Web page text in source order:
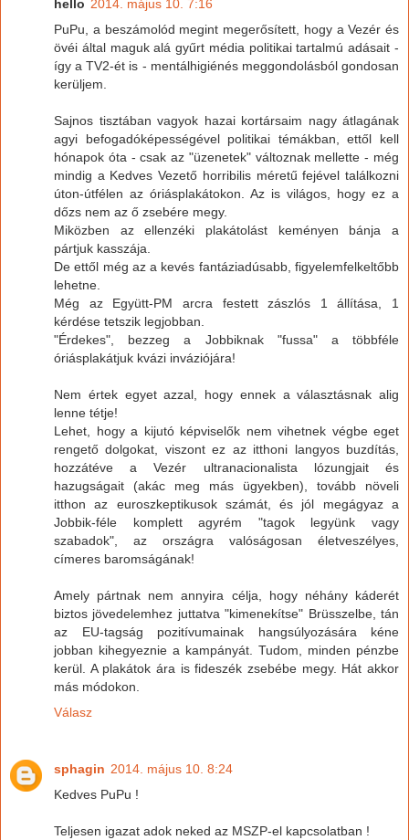
hello 2014. május 10. 7:16
PuPu, a beszámolód megint megerősített, hogy a Vezér és
övéi által maguk alá gyűrt média politikai tartalmú adásait -
így a TV2-ét is - mentálhigiénés meggondolásból gondosan
kerüljem.
Sajnos tisztában vagyok hazai kortársaim nagy átlagának
agyi befogadóképességével politikai témákban, ettől kell
hónapok óta - csak az "üzenetek" változnak mellette - még
mindig a Kedves Vezető horribilis méretű fejével találkozni
úton-útfélen az óriásplakátokon. Az is világos, hogy ez a
dőzs nem az ő zsebére megy.
Miközben az ellenzéki plakátolást keményen bánja a
pártjuk kasszája.
De ettől még az a kevés fantáziadúsabb, figyelemfelkeltőbb
lehetne.
Még az Együtt-PM arcra festett zászlós 1 állítása, 1
kérdése tetszik legjobban.
"Érdekes", bezzeg a Jobbiknak "fussa" a többféle
óriásplakátjuk kvázi inváziójára!
Nem értek egyet azzal, hogy ennek a választásnak alig
lenne tétje!
Lehet, hogy a kijutó képviselők nem vihetnek végbe eget
rengető dolgokat, viszont ez az itthoni langyos buzdítás,
hozzátéve a Vezér ultranacionalista lózungjait és
hazugságait (akác meg más ügyekben), tovább növeli
itthon az euroszkeptikusok számát, és jól megágyaz a
Jobbik-féle komplett agyrém "tagok legyünk vagy
szabadok", az országra valóságosan életveszélyes,
címeres baromságának!
Amely pártnak nem annyira célja, hogy néhány káderét
biztos jövedelemhez juttatva "kimenekítse" Brüsszelbe, tán
az EU-tagság pozitívumainak hangsúlyozására kéne
jobban kihegyeznie a kampányát. Tudom, minden pénzbe
kerül. A plakátok ára is fideszék zsebébe megy. Hát akkor
más módokon.
Válasz
sphagin 2014. május 10. 8:24
Kedves PuPu !
Teljesen igazat adok neked az MSZP-el kapcsolatban !